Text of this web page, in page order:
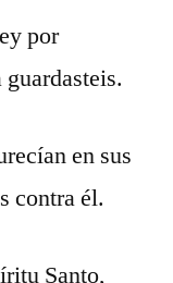
por
en sus
contra él.
Santo,